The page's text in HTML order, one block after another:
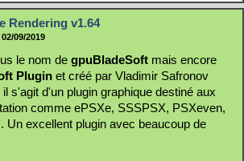
Rendering v1.64
09/2019
le nom de gpuBladeSoft mais encore
Plugin et créé par Vladimir Safronov
s'agit d'un plugin graphique destiné aux
comme ePSXe, SSSPSX, PSXeven,
Un excellent plugin avec beaucoup de